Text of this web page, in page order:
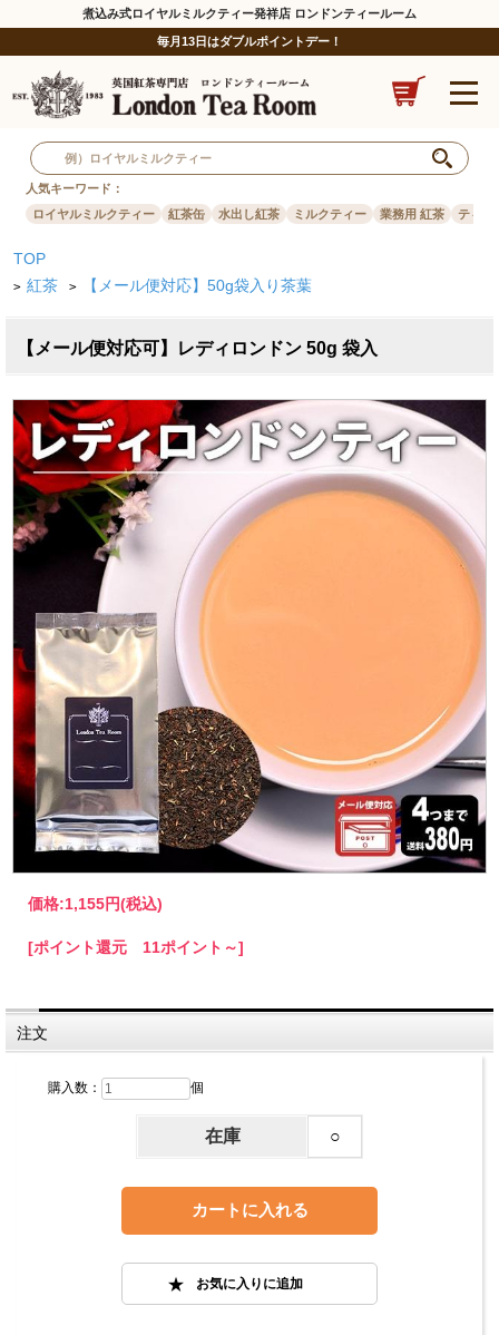
煮込み式ロイヤルミルクティー発祥店 ロンドンティールーム
毎月13日はダブルポイントデー！
人気キーワード：
ロイヤルミルクティー
紅茶缶 水出し紅茶 ミルクティー 業務用 紅茶 ティー
TOP
> 紅茶 > 【メール便対応】50g袋入り茶葉
【メール便対応可】レディロンドン 50g 袋入
価格:1,155円(税込)
[ポイント還元 11ポイント～]
注文
購入数： 個
在庫 ○